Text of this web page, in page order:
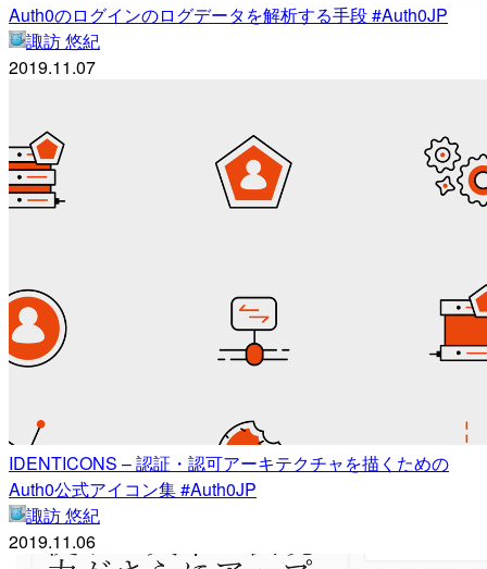
Auth0のログインのログデータを解析する手段 #Auth0JP
諏訪 悠紀
2019.11.07
IDENTICONS – 認証・認可アーキテクチャを描くための
Auth0公式アイコン集 #Auth0JP
諏訪 悠紀
2019.11.06